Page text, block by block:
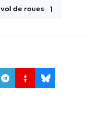
vol de roues 1